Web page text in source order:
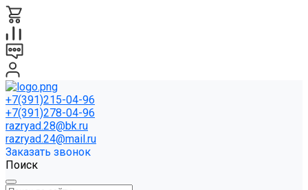
+7(391)215-04-96
+7(391)278-04-96
razryad.28@bk.ru
razryad.24@mail.ru
Заказать звонок
Поиск